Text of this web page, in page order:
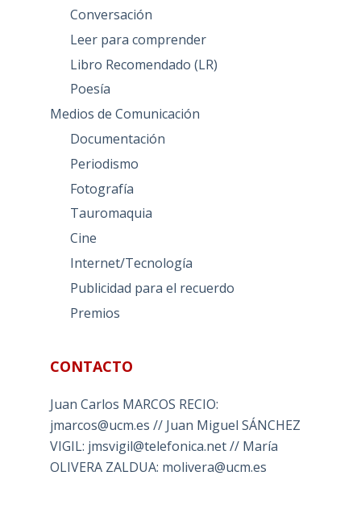
Conversación
Leer para comprender
Libro Recomendado (LR)
Poesía
Medios de Comunicación
Documentación
Periodismo
Fotografía
Tauromaquia
Cine
Internet/Tecnología
Publicidad para el recuerdo
Premios
CONTACTO
Juan Carlos MARCOS RECIO:
jmarcos@ucm.es // Juan Miguel SÁNCHEZ
VIGIL: jmsvigil@telefonica.net // María
OLIVERA ZALDUA: molivera@ucm.es